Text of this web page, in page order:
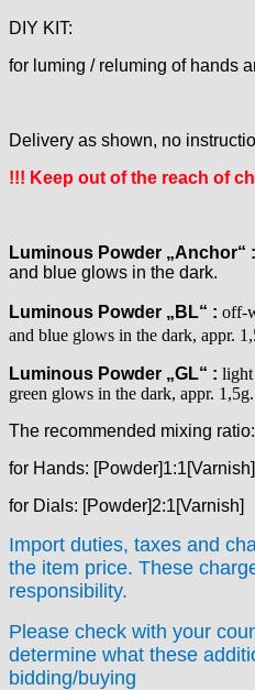
FE "France Ebauches"
FEF
GUB "Glashütter Uhrenbetrieb"
Heuer
HF Bauer
HPP „Henzi & Pfaff"
Index
ISA
Jean Brun
Junghans
Kasper
Kaiser
Kienzle
Lanco
Lorsa
MST Roamer
ORC
DIY KIT:
for luming / reluming of hands
Delivery as shown, no
!!! Keep out ofthe reach of
Luminous Powder „Anchor“ :
and blue glows in the dark.
Luminous Powder „BL“ : off-
and blue glows in the dark, appr.
Luminous Powder „GL“ : light
green glows in the dark, appr. 1,5g.
The recommended mixing ratio:
for Hands: [Powder]1:1[Varnish]
for Dials: [Powder]2:1[Varnish]
Import duties, taxes and
the item price. These
responsibility.
Please check with your
determine what these
bidding/buying